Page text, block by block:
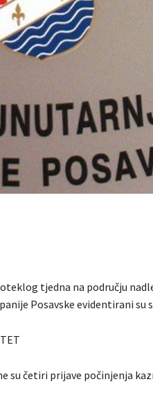
tjedna na području
Posavske evidentirani su
su četiri prijave počinjenja